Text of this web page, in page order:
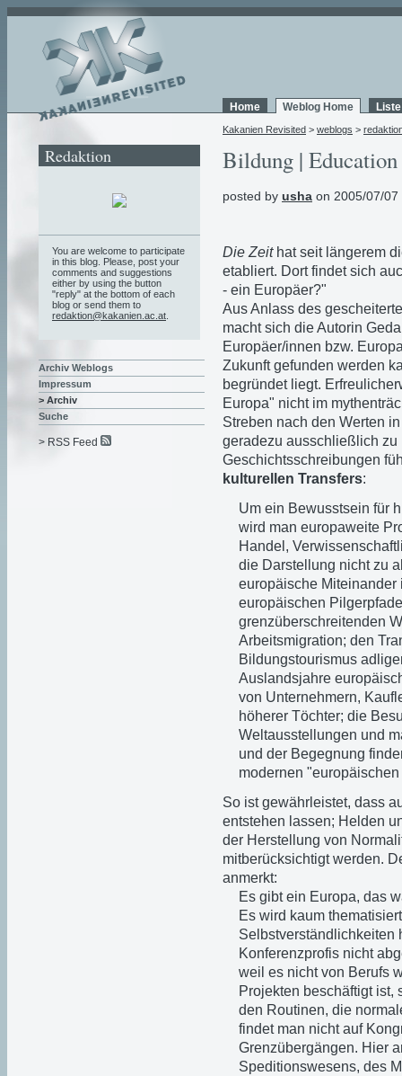
Home Weblog Home
Kakanien Revisited > weblogs >
Bildung |
posted by usha on 2005/07/07
Die Zeithat seit längerem
etabliert. Dort findet sich
- ein Europäer?"
Aus Anlass des
macht sich die Autorin
Europäer/innen bzw.
Zukunft gefunden werden
begründet liegt.
Europa" nicht im
Streben nach den Werten
geradezu ausschließlich
Geschichtsschreibungen
kulturellen Transfers:
Um ein Bewusstsein für
wird man europaweite
Handel,
die Darstellung nicht zu
europäische
europäischen
grenzüberschreitenden
Arbeitsmigration; den
Bildungstourismus
Auslandsjahre
von Unternehmern,
höherer Töchter; die
Weltausstellungen und
und der Begegnung
modernen
So ist gewährleistet, dass
entstehen lassen; Helden
der Herstellung von
mitberücksichtigt werden.
anmerkt:
Es gibt ein Europa, das
Es wird kaum
Selbstverständlichkeiten
Konferenzprofis nicht
weil es nicht von Berufs
Projekten beschäftigt ist,
den Routinen, die
findet man nicht auf
Grenzübergängen. Hier
Speditionswesens, des
Redaktion
You are welcome to participate
in this blog. Please, post your
comments and suggestions
either by using the button
"reply" at the bottom of each
blog or send them to
redaktion@kakanien.ac.at
Archiv Weblogs
Impressum
> Archiv
Suche
> RSS Feed